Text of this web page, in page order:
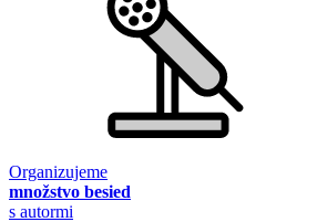
Organizujeme
množstvo besied
s autormi